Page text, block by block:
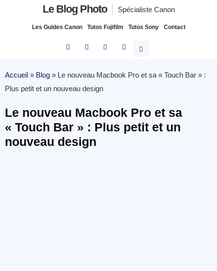
Le Blog Photo Spécialiste Canon
Les Guides Canon Tutos Fujifilm Tutos Sony Contact
Accueil » Blog » Le nouveau Macbook Pro et sa « Touch Bar » :
Plus petit et un nouveau design
Le nouveau Macbook Pro et sa
« Touch Bar » : Plus petit et un
nouveau design